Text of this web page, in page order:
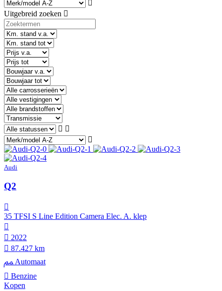
Uitgebreid zoeken
Audi
Q2
35 TFSI S Line Edition Camera Elec. A. klep
2022
87.427 km
Automaat
Benzine
Kopen